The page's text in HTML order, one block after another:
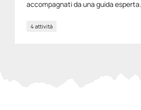
accompagnati da una guida esperta.
4 attività